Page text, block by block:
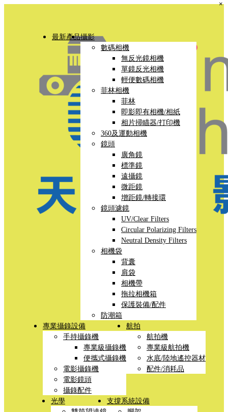
最新產品攝影
數碼相機
無反光鏡相機
單鏡反光相機
輕便數碼相機
菲林相機
菲林
即影即有相機/相紙
相片掃瞄器/打印機
360及運動相機
鏡頭
廣角鏡
標準鏡
遠攝鏡
微距鏡
增距鏡/轉接環
鏡頭濾鏡
UV/Clear Filters
Circular Polarizing Filters
Neutral Density Filters
相機袋
背囊
肩袋
相機帶
拖拉相機箱
保護裝備/配件
防潮箱
專業攝錄設備
手持攝錄機
專業級攝錄機
便攜式攝錄機
電影攝錄機
電影鏡頭
攝錄配件
航拍
航拍機
專業級航拍機
水底/陸地遙控器材
配件/消耗品
光學
支撐系統設備
×